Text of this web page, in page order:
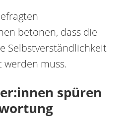
betonen, dass die
Selbstverständlichkeit
werden muss.
spüren